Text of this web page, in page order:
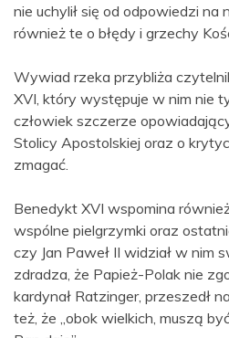
nie uchylił się od odpowiedzi na
również te o błędy i grzechy
Wywiad rzeka przybliża
XVI, który występuje w nim nie
człowiek szczerze
Stolicy Apostolskiej oraz o
zmagać.
Benedykt XVI wspomina
wspólne pielgrzymki oraz
czy Jan Paweł II widział w nim
zdradza, że Papież-Polak nie
kardynał Ratzinger, przeszedł
też, że „obok wielkich, muszą